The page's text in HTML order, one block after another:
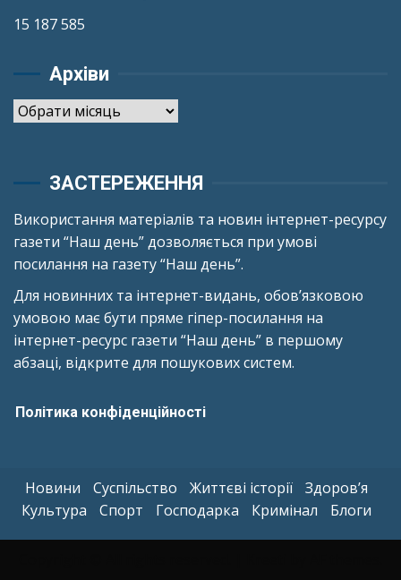
15 187 585
Архіви
Архіви
ЗАСТЕРЕЖЕННЯ
Використання матеріалів та новин інтернет-ресурсу
газети “Наш день” дозволяється при умові
посилання на газету “Наш день”.
Для новинних та інтернет-видань, обов’язковою
умовою має бути пряме гіпер-посилання на
інтернет-ресурс газети “Наш день” в першому
абзаці, відкрите для пошукових систем.
Політика конфіденційності
Новини Суспільство Життєві історії
Здоров’я
Культура
Спорт Господарка Кримінал Блоги